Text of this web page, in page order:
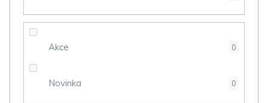
Akce 0
Novinka 0